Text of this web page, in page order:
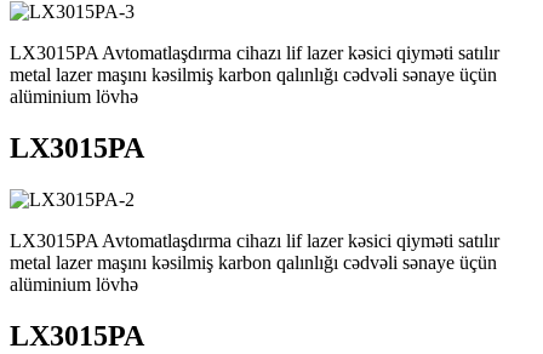
LX3015PA Avtomatlaşdırma cihazı lif lazer kəsici qiyməti satılır
metal lazer maşını kəsilmiş karbon qalınlığı cədvəli sənaye üçün
alüminium lövhə
LX3015PA
LX3015PA Avtomatlaşdırma cihazı lif lazer kəsici qiyməti satılır
metal lazer maşını kəsilmiş karbon qalınlığı cədvəli sənaye üçün
alüminium lövhə
LX3015PA